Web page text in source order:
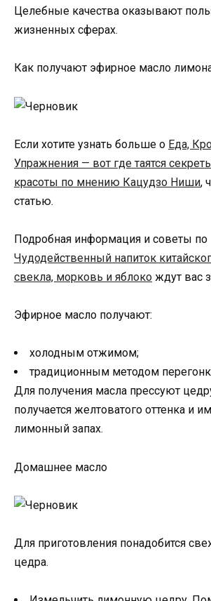
Целебные качества оказывают
жизненных сферах.
Как получают эфирное масло
Если хотите узнать больше о Еда,
Упражнения — вот где таятся
красоты по мнению Кацудзо Ниши,
статью.
Подробная информация и советы по
Чудодейственный напиток
свекла, морковь и яблоко ждут вас
Эфирное масло получают:
холодным отжимом;
традиционным методом
Для получения масла прессуют
получается желтоватого оттенка и
лимонный запах.
Домашнее масло
Для приготовления понадобится
цедра.